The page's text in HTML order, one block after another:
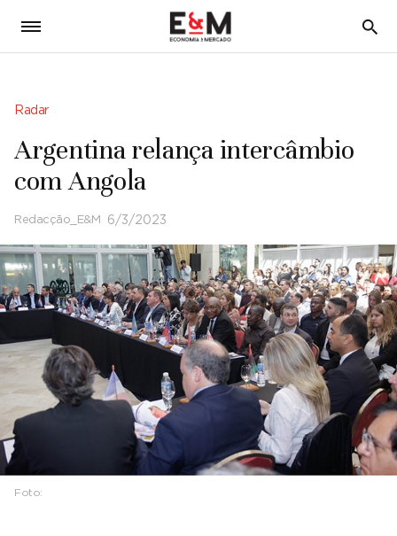
5
Radar
Argentina relança intercâmbio
com Angola
Redacção_E&M 6/3/2023
Foto: